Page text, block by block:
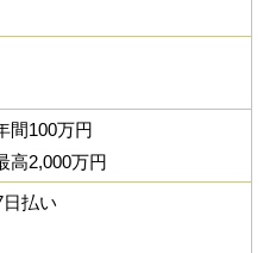
間100万円
高2,000万円
払い